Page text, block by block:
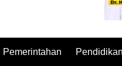
Pemerintahan Pendidikan